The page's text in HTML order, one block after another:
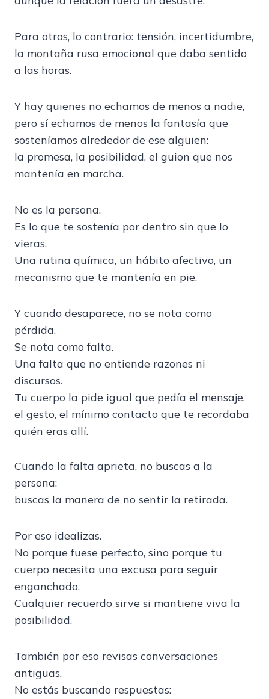
Para otros, lo contrario: tensión, incertidumbre,
la montaña rusa emocional que daba sentido
a las horas.
Y hay quienes no echamos de menos a nadie,
pero sí echamos de menos la fantasía que
sosteníamos alrededor de ese alguien:
la promesa, la posibilidad, el guion que nos
mantenía en marcha.
No es la persona.
Es lo que te sostenía por dentro sin que lo
vieras.
Una rutina química, un hábito afectivo, un
mecanismo que te mantenía en pie.
Y cuando desaparece, no se nota como
pérdida.
Se nota como falta.
Una falta que no entiende razones ni
discursos.
Tu cuerpo la pide igual que pedía el mensaje,
el gesto, el mínimo contacto que te recordaba
quién eras allí.
Cuando la falta aprieta, no buscas a la
persona:
buscas la manera de no sentir la retirada.
Por eso idealizas.
No porque fuese perfecto, sino porque tu
cuerpo necesita una excusa para seguir
enganchado.
Cualquier recuerdo sirve si mantiene viva la
posibilidad.
También por eso revisas conversaciones
antiguas.
No estás buscando respuestas: